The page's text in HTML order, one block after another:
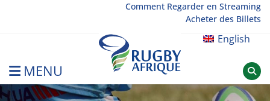
Comment Regarder en Streaming
Acheter des Billets
English
MENU
Rugby Afrique